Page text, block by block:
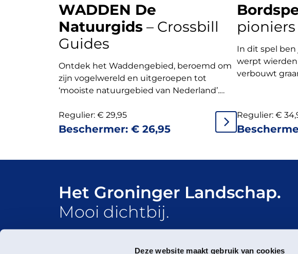
Deze website maakt gebruik van cookies
WADDEN De
Natuurgids – Crossbill
Guides
Ontdek het Waddengebied, beroemd om
zijn vogelwereld en uitgeroepen tot
‘mooiste natuurgebied van Nederland’.
door het hele gebied.
Regulier: € 29,95
Beschermer: € 26,95
In dit spel ben
werpt
verbouwt
Regulier: €
Het Groninger Landschap.
Mooi dichtbij.